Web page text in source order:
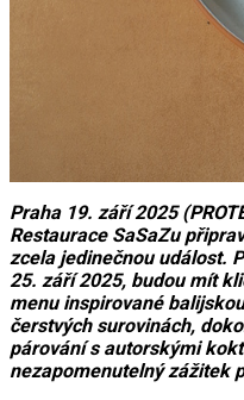
Praha 19. září 2025
Restaurace SaSaZu
zcela jedinečnou událost.
25. září 2025, budou mít
menu inspirované
čerstvých surovinách,
párování s autorskými
nezapomenutelný zážitek